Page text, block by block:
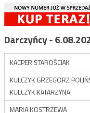
Darczyńcy -
KACPER STAROŚCIAK
KULCZYK GRZEGORZ
KULCZYK KATARZYNA
MARIA KOSTRZEWA